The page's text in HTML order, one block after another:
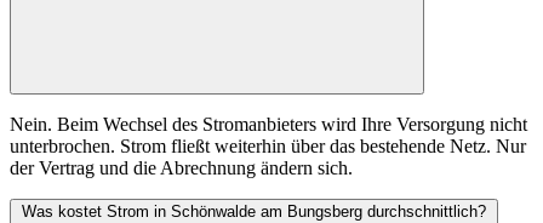
Nein. Beim Wechsel des Stromanbieters wird Ihre Versorgung nicht
unterbrochen. Strom fließt weiterhin über das bestehende Netz. Nur
der Vertrag und die Abrechnung ändern sich.
Was kostet Strom in Schönwalde am Bungsberg durchschnittlich?